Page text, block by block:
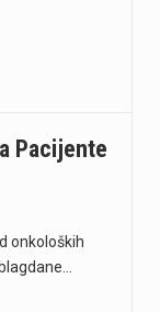
Pacijente
onkoloških